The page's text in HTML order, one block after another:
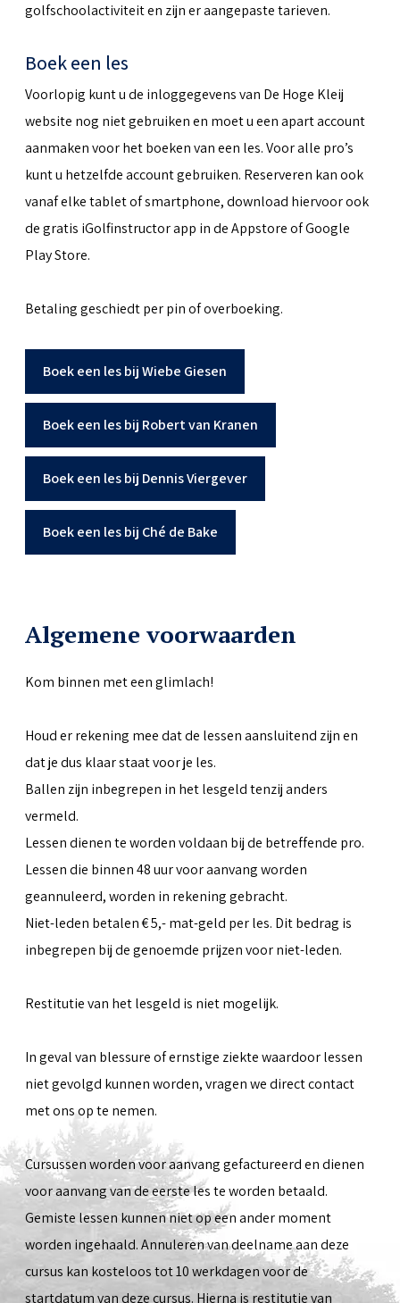
golfschoolactiviteit en zijn er aangepaste tarieven.
Boek een les
Voorlopig kunt u de inloggegevens van De Hoge Kleij
website nog niet gebruiken en moet u een apart account
aanmaken voor het boeken van een les. Voor alle pro’s
kunt u hetzelfde account gebruiken. Reserveren kan ook
vanaf elke tablet of smartphone, download hiervoor ook
de gratis iGolfinstructor app in de Appstore of Google
Play Store.
Betaling geschiedt per pin of overboeking.
Boek een les bij Wiebe Giesen
Boek een les bij Robert van Kranen
Boek een les bij Dennis Viergever
Boek een les bij Ché de Bake
Algemene voorwaarden
Kom binnen met een glimlach!
Houd er rekening mee dat de lessen aansluitend zijn en
dat je dus klaar staat voor je les.
Ballen zijn inbegrepen in het lesgeld tenzij anders
vermeld.
Lessen dienen te worden voldaan bij de betreffende pro.
Lessen die binnen 48 uur voor aanvang worden
geannuleerd, worden in rekening gebracht.
Niet-leden betalen € 5,- mat-geld per les. Dit bedrag is
inbegrepen bij de genoemde prijzen voor niet-leden.
Restitutie van het lesgeld is niet mogelijk.
In geval van blessure of ernstige ziekte waardoor lessen
niet gevolgd kunnen worden, vragen we direct contact
met ons op te nemen.
Cursussen worden voor aanvang gefactureerd en dienen
voor aanvang van de eerste les te worden betaald.
Gemiste lessen kunnen niet op een ander moment
worden ingehaald. Annuleren van deelname aan deze
cursus kan kosteloos tot 10 werkdagen voor de
startdatum van deze cursus. Hierna is restitutie van